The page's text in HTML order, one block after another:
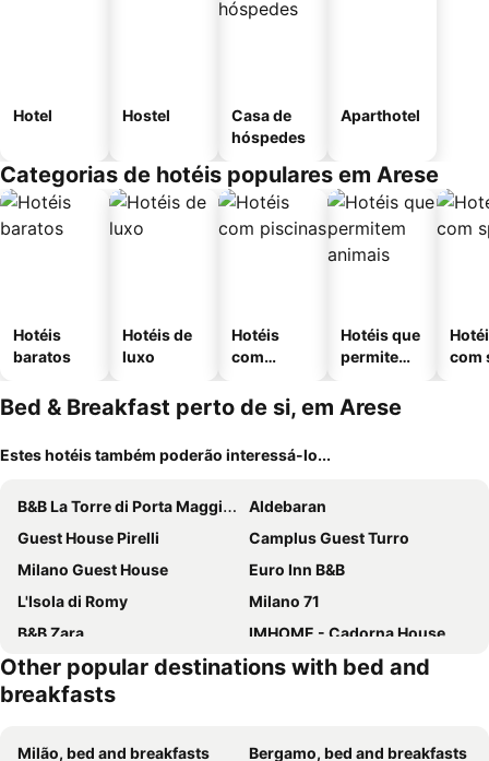
Hotel Hostel
Casa de
hóspedes
Aparthotel
Categorias de hotéis populares em Arese
Hotéis
baratos
Hotéis de
luxo
Hotéis
com
Hotéis que
permitem
com
Bed & Breakfast perto de si, em Arese
Estes hotéis também poderão interessá-lo...
B&B La Torre di Porta Maggiore
Aldebaran
Guest House Pirelli
Camplus Guest Turro
Milano Guest House
Euro Inn B&B
L'Isola di Romy
Milano 71
B&B Zara
IMHOME - Cadorna House
DreaMilan B&B
VEGA RIBBON
B&B Best Hostel Milano
Other popular destinations with bed and
breakfasts
Milão, bed and breakfasts
Bergamo, bed and breakfasts